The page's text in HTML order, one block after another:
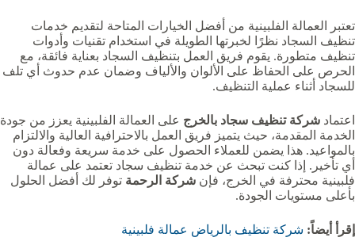
تعتبر العمالة الفلبينية من أفضل الخيارات المتاحة لتقديم خدمات
تنظيف السجاد نظرًا لخبرتها الطويلة في استخدام تقنيات وأدوات
تنظيف متطورة. يقوم فريق العمل بتنظيف السجاد بعناية فائقة، مع
الحرص على الحفاظ على الألوان والألياف وضمان عدم حدوث أي تلف
للسجاد أثناء عملية التنظيف.
اعتماد شركة تنظيف سجاد بالخرج على العمالة الفلبينية يعزز من جودة
الخدمة المقدمة، حيث يتميز فريق العمل بالاحترافية العالية والالتزام
بالمواعيد. هذا يضمن للعملاء الحصول على خدمة سريعة وفعالة دون
أي تأخير. إذا كنت تبحث عن خدمة تنظيف سجاد تعتمد على عمالة
فلبينية محترفة في الخرج، فإن شركة الرحمة توفر لك أفضل الحلول
بأعلى مستويات الجودة.
إقرأ أيضاً: شركة تنظيف بالرياض عمالة فلبينية